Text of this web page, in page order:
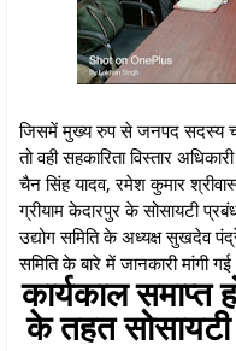
जिसमें मुख्य रुप से जनपद सदस्य
तो वही सहकारिता विस्तार
चैन सिंह यादव, रमेश कुमार
ग्रीयाम केदारपुर के सोसायटी
उद्योग समिति के अध्यक्ष सुखदेव
समिति के बारे में जानकारी मांगी
कार्यकाल समाप्त
के तहत सोसायटी